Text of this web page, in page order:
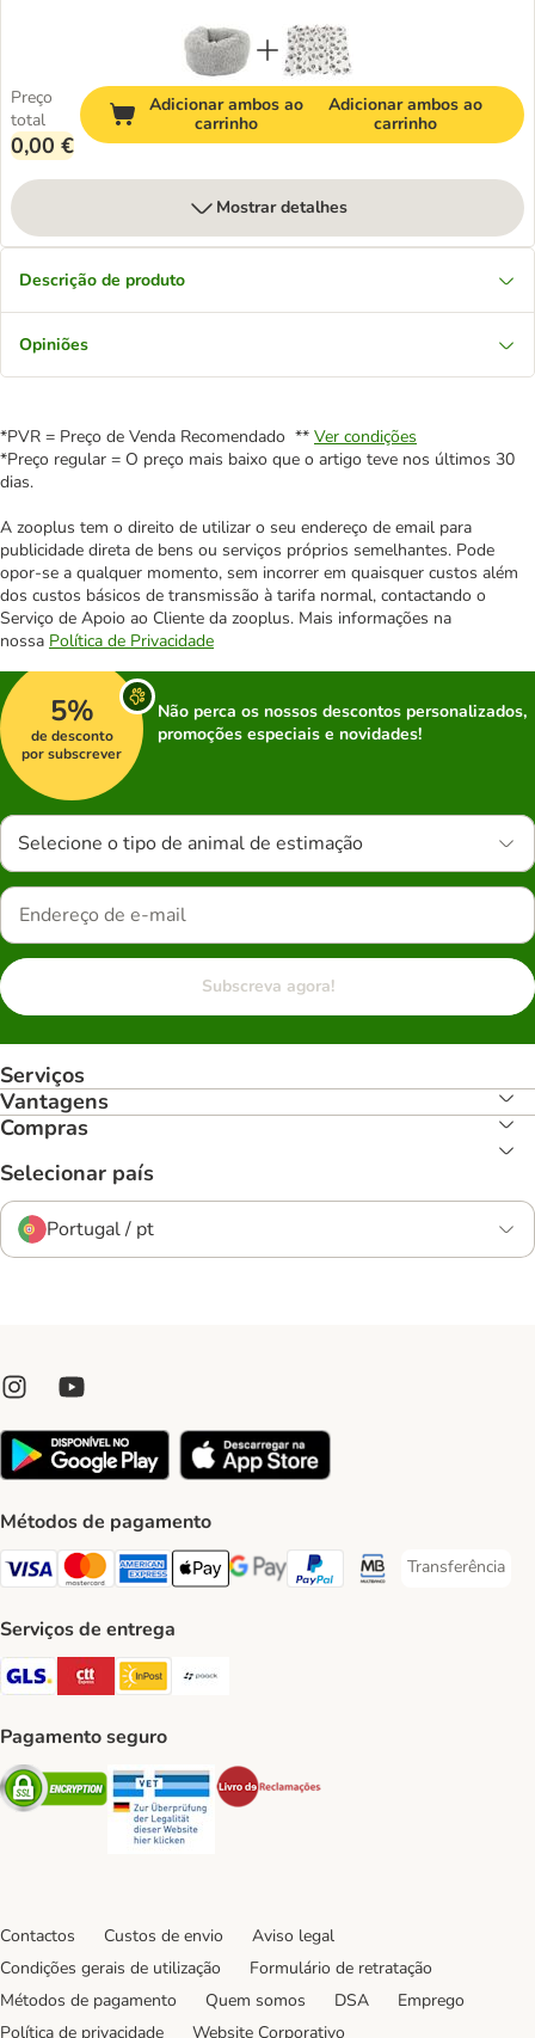
Preço
total
0,00 €
Adicionar ambos ao
carrinho
Adicionar ambos ao
carrinho
Mostrar detalhes
Descrição de produto
Opiniões
*PVR = Preço de Venda Recomendado ** Ver condições
*Preço regular = O preço mais baixo que o artigo teve nos últimos 30
dias.
A zooplus tem o direito de utilizar o seu endereço de email para
publicidade direta de bens ou serviços próprios semelhantes. Pode
opor-se a qualquer momento, sem incorrer em quaisquer custos além
dos custos básicos de transmissão à tarifa normal, contactando o
Serviço de Apoio ao Cliente da zooplus. Mais informações na
nossa Política de Privacidade
5%
de desconto
por subscrever
Não perca os nossos descontos personalizados,
promoções especiais e novidades!
Selecione o tipo de animal de estimação
Subscreva agora!
Serviços
Vantagens
Compras
Selecionar país
Portugal / pt
Métodos de pagamento
Visa Payment Method
Mastercard Payment Method
American Express Payment Method
Apple Pay Payment Method
Google Pay Payment Method
PayPal Payment Method
Multibanco Payment
Transferência
Transferência
Serviços de entrega
GLS Shipping Method
CTTExpress Shipping Method
InPost Shipping Method
Pagamento seguro
Security Security
Contactos Custos de envio
Aviso legal
Condições gerais de utilização
Formulário de retratação
Métodos de pagamento
Quem somos DSA
Emprego
Política de privacidade
Website Corporativo